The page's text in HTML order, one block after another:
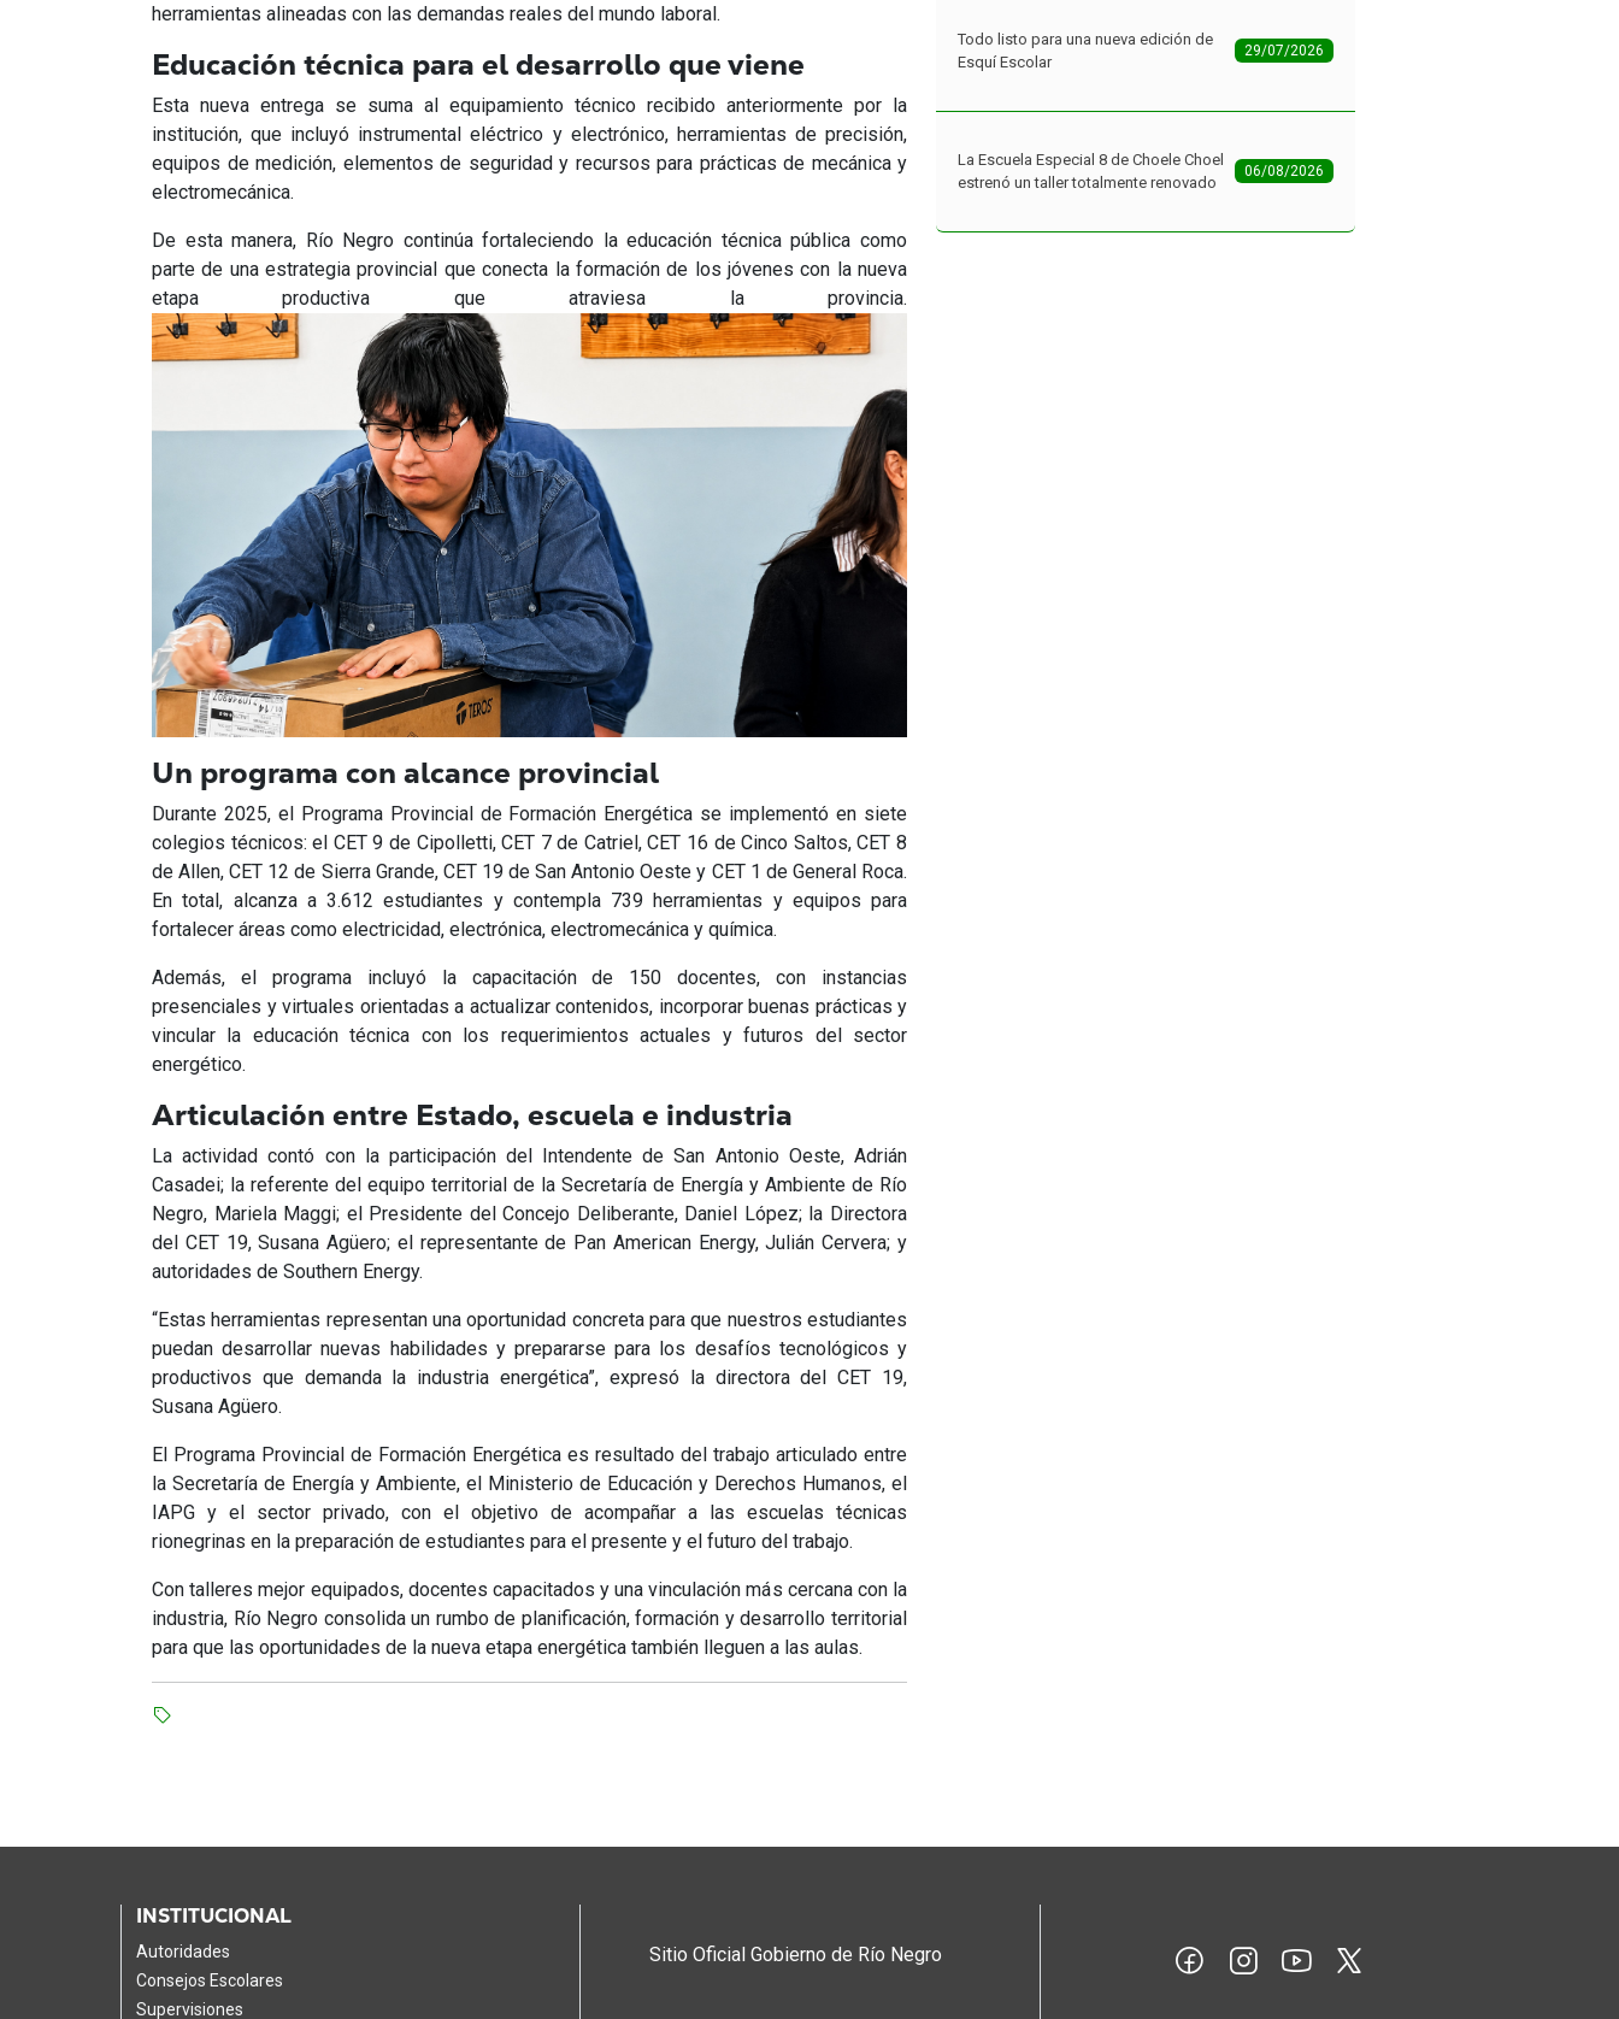
herramientas alineadas con las demandas reales del mundo laboral.
Educación técnica para el desarrollo que viene
Esta nueva entrega se suma al equipamiento técnico recibido anteriormente por la
institución, que incluyó instrumental eléctrico y electrónico, herramientas de precisión,
equipos de medición, elementos de seguridad y recursos para prácticas de mecánica y
electromecánica.
De esta manera, Río Negro continúa fortaleciendo la educación técnica pública como
parte de una estrategia provincial que conecta la formación de los jóvenes con la nueva
etapa productiva que atraviesa la provincia.
Un programa con alcance provincial
Durante 2025, el Programa Provincial de Formación Energética se implementó en siete
colegios técnicos: el CET 9 de Cipolletti, CET 7 de Catriel, CET 16 de Cinco Saltos, CET 8
de Allen, CET 12 de Sierra Grande, CET 19 de San Antonio Oeste y CET 1 de General Roca.
En total, alcanza a 3.612 estudiantes y contempla 739 herramientas y equipos para
fortalecer áreas como electricidad, electrónica, electromecánica y química.
Además, el programa incluyó la capacitación de 150 docentes, con instancias
presenciales y virtuales orientadas a actualizar contenidos, incorporar buenas prácticas y
vincular la educación técnica con los requerimientos actuales y futuros del sector
energético.
Articulación entre Estado, escuela e industria
La actividad contó con la participación del Intendente de San Antonio Oeste, Adrián
Casadei; la referente del equipo territorial de la Secretaría de Energía y Ambiente de Río
Negro, Mariela Maggi; el Presidente del Concejo Deliberante, Daniel López; la Directora
del CET 19, Susana Agüero; el representante de Pan American Energy, Julián Cervera; y
autoridades de Southern Energy.
“Estas herramientas representan una oportunidad concreta para que nuestros estudiantes
puedan desarrollar nuevas habilidades y prepararse para los desafíos tecnológicos y
productivos que demanda la industria energética”, expresó la directora del CET 19,
Susana Agüero.
El Programa Provincial de Formación Energética es resultado del trabajo articulado entre
la Secretaría de Energía y Ambiente, el Ministerio de Educación y Derechos Humanos, el
IAPG y el sector privado, con el objetivo de acompañar a las escuelas técnicas
rionegrinas en la preparación de estudiantes para el presente y el futuro del trabajo.
Con talleres mejor equipados, docentes capacitados y una vinculación más cercana con la
industria, Río Negro consolida un rumbo de planificación, formación y desarrollo territorial
para que las oportunidades de la nueva etapa energética también lleguen a las aulas.
Todo listo para una nueva edición de
Esquí Escolar
29/07/2026
La Escuela Especial 8 de Choele Choel
estrenó un taller totalmente renovado
06/08/2026
INSTITUCIONAL
Autoridades
Consejos Escolares
Supervisiones
Sitio Oficial Gobierno de Río Negro